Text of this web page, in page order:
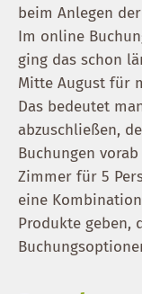
beim Anlegen
Im online
ging das schon
Mitte August für
Das bedeutet
abzuschließen,
Buchungen
Zimmer für 5
eine
Produkte geben,